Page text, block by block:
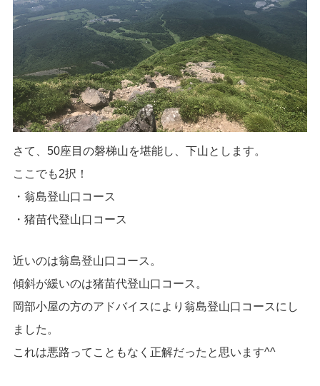
さて、50座目の磐梯山を堪能し、下山とします。
ここでも2択！
・翁島登山口コース
・猪苗代登山口コース
近いのは翁島登山口コース。
傾斜が緩いのは猪苗代登山口コース。
岡部小屋の方のアドバイスにより翁島登山口コースにし
ました。
これは悪路ってこともなく正解だったと思います^^